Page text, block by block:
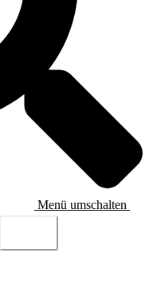
Menü umschalten